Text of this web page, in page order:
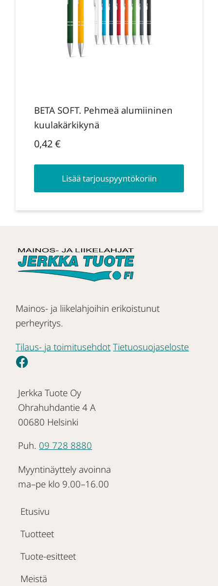
BETA SOFT. Pehmeä alumiininen
kuulakärkikynä
0,42€
Lisää tarjouspyyntökoriin
Mainos- ja liikelahjoihin erikoistunut
perheyritys.
Tilaus- ja toimitusehdot Tietuosuojaseloste
Jerkka Tuote Oy
Ohrahuhdantie 4 A
00680 Helsinki
Puh. 09 728 8880
Myyntinäyttely avoinna
ma–pe klo 9.00–16.00
Etusivu
Tuotteet
Tuote-esitteet
Meistä